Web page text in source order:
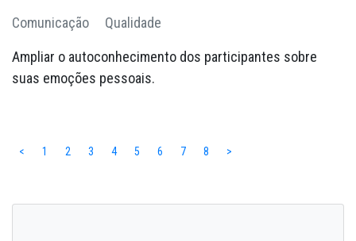
Comunicação Qualidade
Ampliar o autoconhecimento dos participantes sobre
suas emoções pessoais.
< 1 2 3 4 5 6 7 8 >